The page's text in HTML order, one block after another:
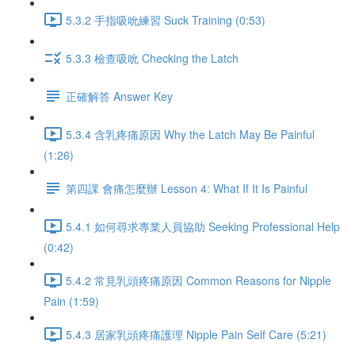
5.3.2 手指吸吮練習 Suck Training (0:53)
5.3.3 檢查吸吮 Checking the Latch
正確解答 Answer Key
5.3.4 含乳疼痛原因 Why the Latch May Be Painful
(1:26)
第四課 會痛怎麼辦 Lesson 4: What If It Is Painful
5.4.1 如何尋求專業人員協助 Seeking Professional Help
(0:42)
5.4.2 常見乳頭疼痛原因 Common Reasons for Nipple
Pain (1:59)
5.4.3 居家乳頭疼痛護理 Nipple Pain Self Care (5:21)